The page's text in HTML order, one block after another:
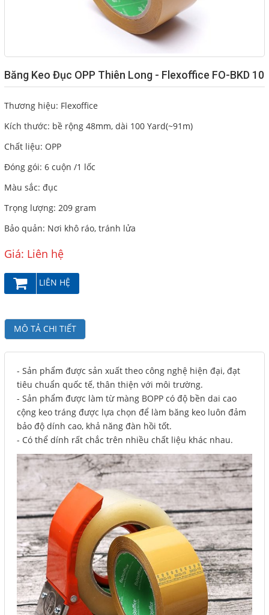
Băng Keo Đục OPP Thiên Long - Flexoffice FO-BKD 10
Thương hiệu: Flexoffice
Kích thước: bề rộng 48mm, dài 100 Yard(~91m)
Chất liệu: OPP
Đóng gói: 6 cuộn /1 lốc
Màu sắc: đục
Trọng lượng: 209 gram
Bảo quản: Nơi khô ráo, tránh lửa
Giá: Liên hệ
LIÊN HỆ
MÔ TẢ CHI TIẾT
- Sản phẩm được sản xuất theo công nghệ hiện đại, đạt
tiêu chuẩn quốc tế, thân thiện với môi trường.
- Sản phẩm được làm từ màng BOPP có độ bền dai cao
cộng keo tráng được lựa chọn để làm băng keo luôn đảm
bảo độ dính cao, khả năng đàn hồi tốt.
- Có thể dính rất chắc trên nhiều chất liệu khác nhau.
CÁC LOẠI KIM-KẸP
DỤNG CỤ BẢO HỘ
TÚI NILONG - BAO XỐP
Giới thiệu
Dịch vụ
Báo giá
Liên hệ
SOCIAL
Facebook
Google
Twitter
LIÊN HỆ
HotLine
08.2.248.7033 - 090.239.2138
Email
thaivanthanh1603@gmail.com
Gọi cho chúng tôi
Nhắn tin
Mail